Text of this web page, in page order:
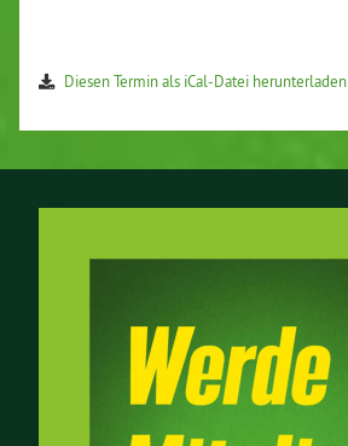
Diesen Termin als iCal-Da­tei her­un­ter­la­den